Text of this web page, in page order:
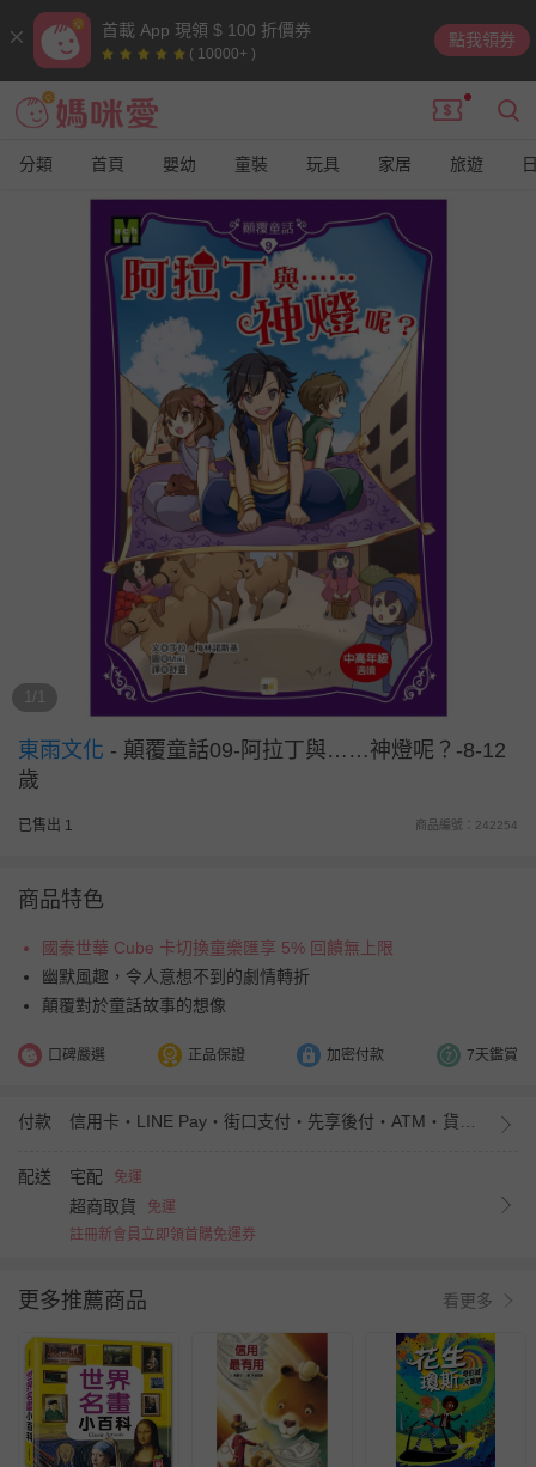
首載 App 現領 $ 100 折價券
( 10000+ )
點我領券
分類 首頁 嬰幼 童裝 玩具 家居 旅遊
1/1
東雨文化 - 顛覆童話09-阿拉丁與……神燈呢？-8-12
歲
已售出 1 商品編號：242254
商品特色
國泰世華 Cube 卡切換童樂匯享 5% 回饋無上限
幽默風趣，令人意想不到的劇情轉折
顛覆對於童話故事的想像
口碑嚴選 正品保證 加密付款 7天鑑賞
付款
配送 宅配 免運
超商取貨
免運
註冊新會員立即領首購免運券
更多推薦商品 看更多